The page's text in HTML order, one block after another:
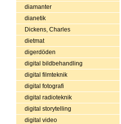
diamanter
dianetik
Dickens, Charles
dietmat
digerdöden
digital bildbehandling
digital filmteknik
digital fotografi
digital radioteknik
digital storytelling
digital video